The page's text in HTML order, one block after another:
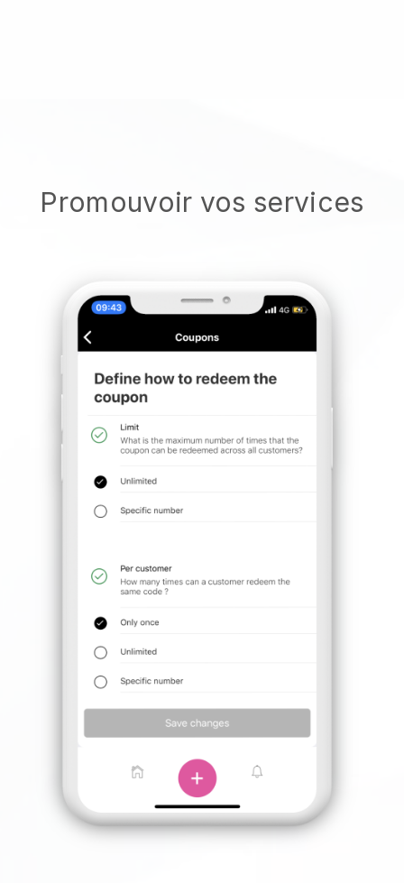
Promouvoir vos services